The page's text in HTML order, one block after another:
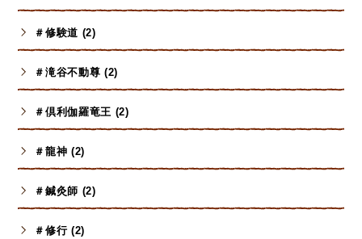
＃修験道 (2)
＃滝谷不動尊 (2)
＃倶利伽羅竜王 (2)
＃龍神 (2)
＃鍼灸師 (2)
＃修行 (2)